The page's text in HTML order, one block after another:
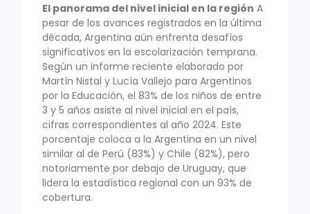
El panorama del nivel inicial en la región A
pesar de los avances registrados en la última
década, Argentina aún enfrenta desafíos
significativos en la escolarización temprana.
Según un informe reciente elaborado por
Martín Nistal y Lucía Vallejo para Argentinos
por la Educación, el 83% de los niños de entre
3 y 5 años asiste al nivel inicial en el país,
cifras correspondientes al año 2024. Este
porcentaje coloca a la Argentina en un nivel
similar al de Perú (83%) y Chile (82%), pero
notoriamente por debajo de Uruguay, que
lidera la estadística regional con un 93% de
cobertura.